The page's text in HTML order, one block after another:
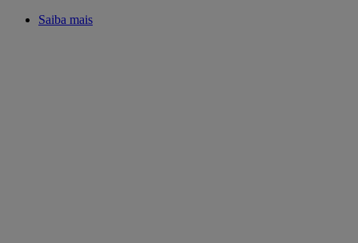
Saiba mais